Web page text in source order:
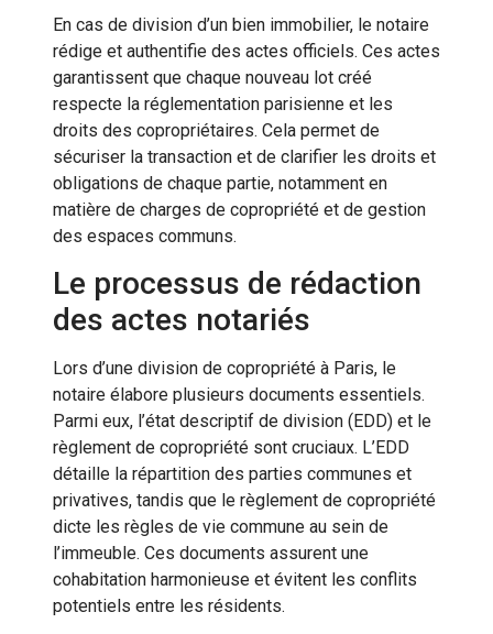
En cas de division d’un bien immobilier, le notaire
rédige et authentifie des actes officiels. Ces actes
garantissent que chaque nouveau lot créé
respecte la réglementation parisienne et les
droits des copropriétaires. Cela permet de
sécuriser la transaction et de clarifier les droits et
obligations de chaque partie, notamment en
matière de charges de copropriété et de gestion
des espaces communs.
Le processus de rédaction
des actes notariés
Lors d’une division de copropriété à Paris, le
notaire élabore plusieurs documents essentiels.
Parmi eux, l’état descriptif de division (EDD) et le
règlement de copropriété sont cruciaux. L’EDD
détaille la répartition des parties communes et
privatives, tandis que le règlement de copropriété
dicte les règles de vie commune au sein de
l’immeuble. Ces documents assurent une
cohabitation harmonieuse et évitent les conflits
potentiels entre les résidents.